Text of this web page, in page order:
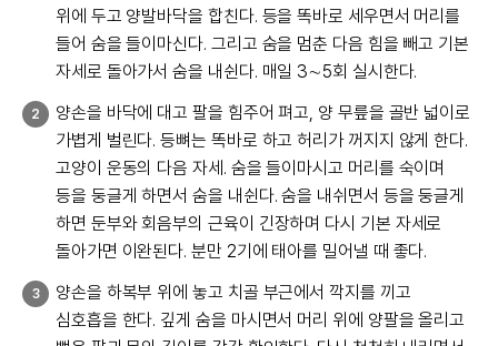
위에 두고 양발바닥을 합친다. 등을 똑바로 세우면서 머리를
들어 숨을 들이마신다. 그리고 숨을 멈춘 다음 힘을 빼고 기본
자세로 돌아가서 숨을 내쉰다. 매일 3∼5회 실시한다.
2
양손을 바닥에 대고 팔을 힘주어 펴고, 양 무릎을 골반 넓이로
가볍게 벌린다. 등뼈는 똑바로 하고 허리가 꺼지지 않게 한다.
고양이 운동의 다음 자세. 숨을 들이마시고 머리를 숙이며
등을 둥글게 하면서 숨을 내쉰다. 숨을 내쉬면서 등을 둥글게
하면 둔부와 회음부의 근육이 긴장하며 다시 기본 자세로
돌아가면 이완된다. 분만 2기에 태아를 밀어낼 때 좋다.
3
양손을 하복부 위에 놓고 치골 부근에서 깍지를 끼고
심호흡을 한다. 깊게 숨을 마시면서 머리 위에 양팔을 올리고